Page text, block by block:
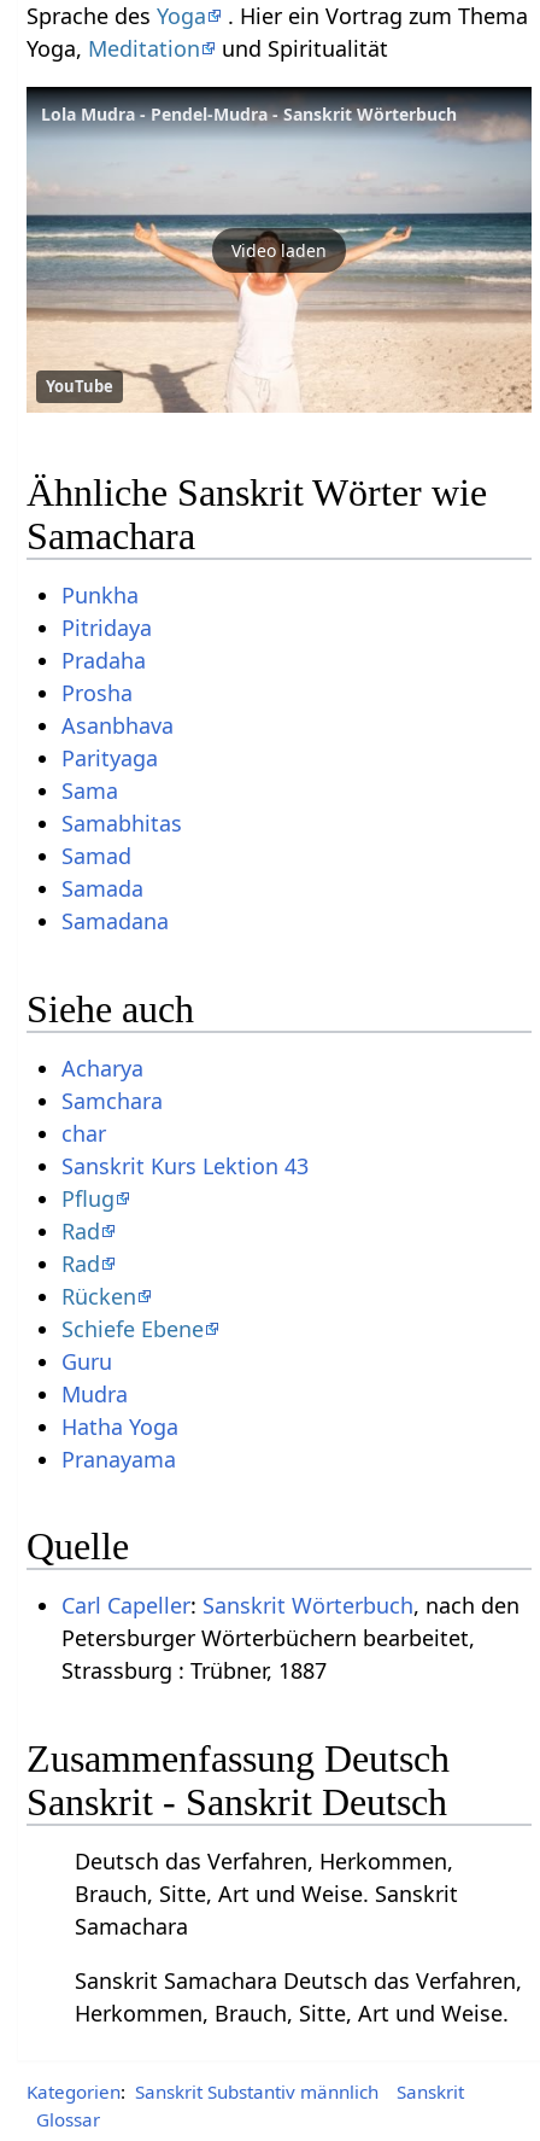
Sprache desYoga
. Hier ein Vortrag zum Thema
Yoga, Meditation und Spiritualität
Lola Mudra - Pendel-Mudra - Sanskrit Wörterbuch
Video laden
YouTube
Ähnliche Sanskrit Wörter wie
Samachara
Punkha
Pitridaya
Pradaha
Prosha
Asanbhava
Parityaga
Sama
Samabhitas
Samad
Samada
Samadana
Siehe auch
Acharya
Samchara
char
Sanskrit Kurs Lektion 43
Pflug
Rad
Rad
Rücken
Schiefe Ebene
Guru
Mudra
Hatha Yoga
Pranayama
Quelle
Carl Capeller: Sanskrit Wörterbuch, nach den
Petersburger Wörterbüchern bearbeitet,
Strassburg : Trübner, 1887
Zusammenfassung Deutsch
Sanskrit - Sanskrit Deutsch
Deutsch das Verfahren, Herkommen,
Brauch, Sitte, Art und Weise. Sanskrit
Samachara
Sanskrit Samachara Deutsch das Verfahren,
Herkommen, Brauch, Sitte, Art und Weise.
Kategorien: Sanskrit Substantiv männlich
Sanskrit
Glossar